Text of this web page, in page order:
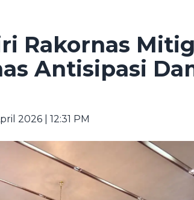
Rakornas
Antisipasi
2026 | 12:31 PM